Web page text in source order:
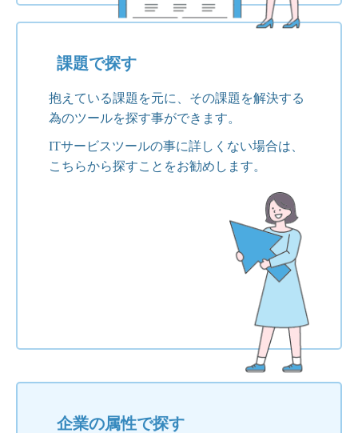
課題で探す
抱えている課題を元に、その課題を解決する
為のツールを探す事ができます。
ITサービスツールの事に詳しくない場合は、
こちらから探すことをお勧めします。
企業の属性で探す